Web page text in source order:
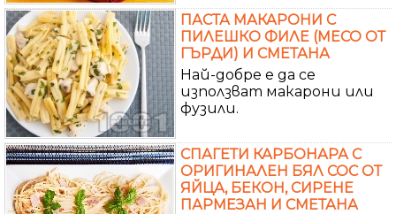
ПАСТА МАКАРОНИ С
ПИЛЕШКО ФИЛЕ (МЕСО ОТ
ГЪРДИ) И СМЕТАНА
Най-добре е да се
използват макарони или
фузили.
СПАГЕТИ КАРБОНАРА С
ОРИГИНАЛЕН БЯЛ СОС ОТ
ЯЙЦА, БЕКОН, СИРЕНЕ
ПАРМЕЗАН И СМЕТАНА